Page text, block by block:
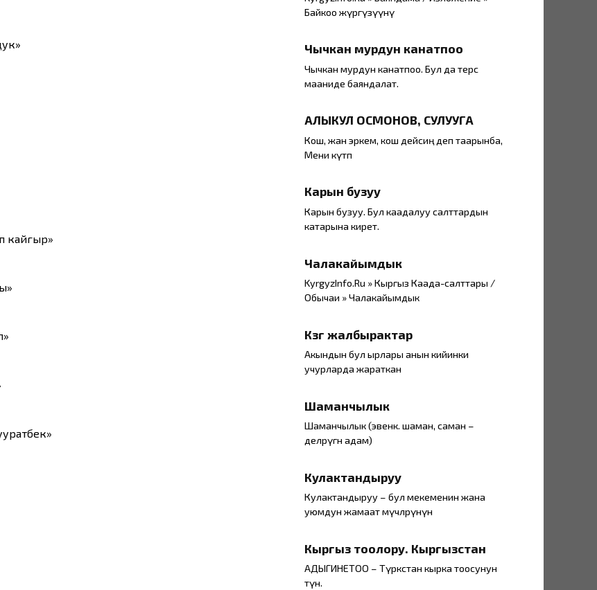
кайгыр»
Байкоо жүргүзүүнү
Чычкан мурдун канатпоо
Чычкан мурдун канатпоо. Бул да терс
мааниде баяндалат.
АЛЫКУЛ ОСМОНОВ, СУЛУУГА
Кош, жан эркем, кош дейсиң деп таарынба,
Мени күтпө
Карын бузуу
Карын бузуу. Бул каадалуу салттардын
катарына кирет.
Чалакайымдык
KyrgyzInfo.Ru » Кыргыз Каада-салттары /
Обычаи » Чалакайымдык
Күзгү жалбырактар
Акындын бул ырлары анын кийинки
учурларда жараткан
Шаманчылык
Шаманчылык (эвенк. шаман, саман –
делөөрүгөн адам)
Кулактандыруу
Кулактандыруу – бул мекеменин жана
уюмдун жамаат мүчөлөрүнүн
Кыргыз тоолору. Кыргызстан
АДЫГИНЕТОО – Түркстан кырка тоосунун
түн.